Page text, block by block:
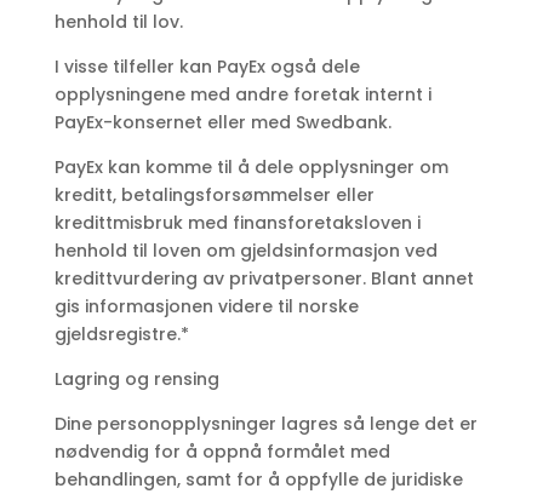
henhold til lov.
I visse tilfeller kan PayEx også dele
opplysningene med andre foretak internt i
PayEx-konsernet eller med Swedbank.
PayEx kan komme til å dele opplysninger om
kreditt, betalingsforsømmelser eller
kredittmisbruk med finansforetaksloven i
henhold til loven om gjeldsinformasjon ved
kredittvurdering av privatpersoner. Blant annet
gis informasjonen videre til norske
gjeldsregistre.*
Lagring og rensing
Dine personopplysninger lagres så lenge det er
nødvendig for å oppnå formålet med
behandlingen, samt for å oppfylle de juridiske